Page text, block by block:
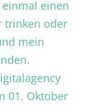
01. Oktober